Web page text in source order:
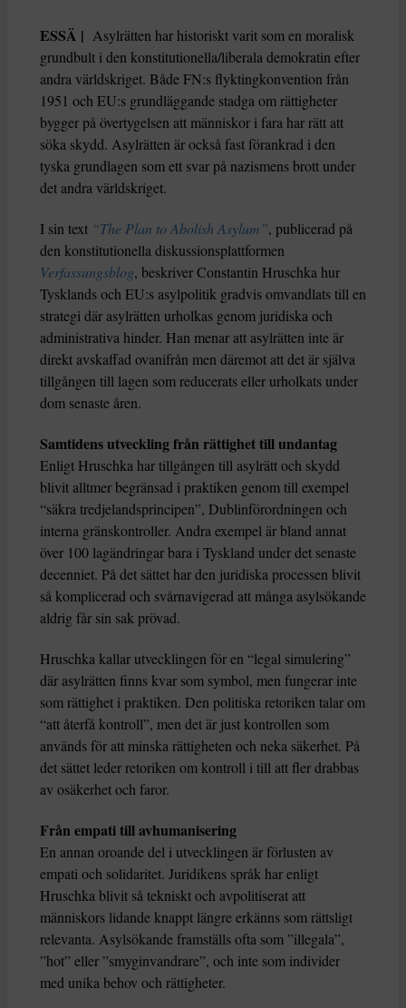
ESSÄ | Asylrätten har historiskt varit som en moralisk
grundbult i den konstitutionella/liberala demokratin efter
andra världskriget. Både FN:s flyktingkonvention från
1951 och EU:s grundläggande stadga om rättigheter
bygger på övertygelsen att människor i fara har rätt att
söka skydd. Asylrätten är också fast förankrad i den
tyska grundlagen som ett svar på nazismens brott under
det andra världskriget.
I sin text “The Plan to Abolish Asylum”, publicerad på
den konstitutionella diskussionsplattformen
Verfassungsblog, beskriver Constantin Hruschka hur
Tysklands och EU:s asylpolitik gradvis omvandlats till en
strategi där asylrätten urholkas genom juridiska och
administrativa hinder. Han menar att asylrätten inte är
direkt avskaffad ovanifrån men däremot att det är själva
tillgången till lagen som reducerats eller urholkats under
dom senaste åren.
Samtidens utveckling från rättighet till undantag
Enligt Hruschka har tillgången till asylrätt och skydd
blivit alltmer begränsad i praktiken genom till exempel
“säkra tredjelandsprincipen”, Dublinförordningen och
interna gränskontroller. Andra exempel är bland annat
över 100 lagändringar bara i Tyskland under det senaste
decenniet. På det sättet har den juridiska processen blivit
så komplicerad och svårnavigerad att många asylsökande
aldrig får sin sak prövad.
Hruschka kallar utvecklingen för en “legal simulering”
där asylrätten finns kvar som symbol, men fungerar inte
som rättighet i praktiken. Den politiska retoriken talar om
“att återfå kontroll”, men det är just kontrollen som
används för att minska rättigheten och neka säkerhet. På
det sättet leder retoriken om kontroll i till att fler drabbas
av osäkerhet och faror.
Från empati till avhumanisering
En annan oroande del i utvecklingen är förlusten av
empati och solidaritet. Juridikens språk har enligt
Hruschka blivit så tekniskt och avpolitiserat att
människors lidande knappt längre erkänns som rättsligt
relevanta. Asylsökande framställs ofta som ”illegala”,
”hot” eller ”smyginvandrare”, och inte som individer
med unika behov och rättigheter.